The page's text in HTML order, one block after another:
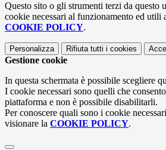
Questo sito o gli strumenti terzi da questo
cookie necessari al funzionamento ed utili
COOKIE POLICY.
Personalizza Rifiuta tutti i cookies
Gestione cookie
In questa schermata è possibile scegliere
I cookie necessari sono quelli che
piattaforma e non è possibile disabilitarli.
Per conoscere quali sono i cookie
visionare la COOKIE POLICY.